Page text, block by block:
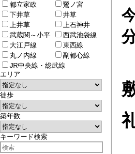
都立家政
鷺ノ宮
下井草
井草
上井草
上石神井
武蔵関～小平
西武池袋線
大江戸線
東西線
丸ノ内線
副都心線
JR中央線・総武線
エリア
徒歩
築年数
キーワード検索